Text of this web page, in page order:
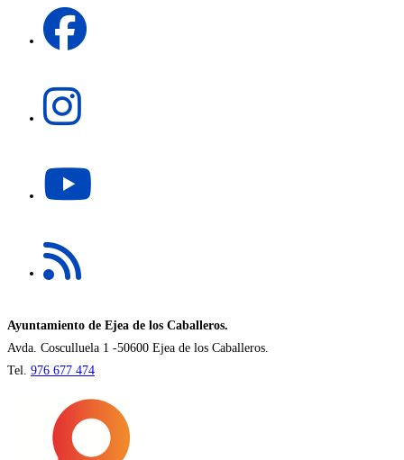
pestaña
abre
abre
nueva
pestaña
en
nueva
pestaña
Ayuntamiento de Ejea de los Caballeros.
Avda. Cosculluela 1 -50600 Ejea de los Caballeros.
Tel. 976 677 474